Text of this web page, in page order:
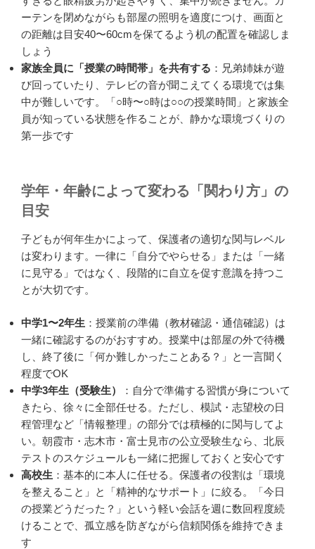
ーテンを閉めながらも部屋の照明を適度につけ、画面と
の距離は目安40〜60cmを保てるよう机の配置を確認しま
しょう
家族全員に「授業の時間帯」を共有する ：兄弟姉妹が遊
び回っていたり、テレビの音が聞こえてくる環境では集
中が難しいです。「○時〜○時は○○の授業時間」と家族全
員が知っている状態を作ることが、静かな環境づくりの
第一歩です
学年・年齢によって変わる「関わり方」の
目安
子どもが何年生かによって、保護者の適切な関与レベル
は変わります。一律に「自分でやらせる」または「一緒
に見守る」ではなく、段階的に自立を促す意識を持つこ
とが大切です。
中学1〜2年生 ：授業前の準備（教材確認・通信確認）は
一緒に確認するのがおすすめ。授業中は部屋の外で待機
し、終了後に「何か難しかったことある？」と一言聞く
程度でOK
中学3年生（受験生）
：自分で準備する習慣が身について
きたら、徐々に全部任せる。ただし、模試・志望校の日
程管理など「情報整理」の部分では積極的に関与してよ
い。朝霞市・志木市・富士見市の公立受験生なら、北辰
テストのスケジュールも一緒に把握しておくと安心です
高校生 ：基本的に本人に任せる。保護者の役割は「環境
を整えること」と「精神的なサポート」に絞る。「今日
の授業どうだった？」という軽い会話を週に数回程度続
けることで、孤立感を防ぎながら信頼関係を維持できま
す